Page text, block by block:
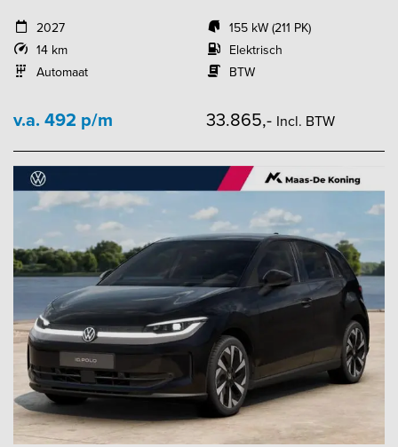
2027
14 km
Automaat
155 kW (211 PK)
Elektrisch
BTW
v.a. 492 p/m 33.865,- Incl. BTW